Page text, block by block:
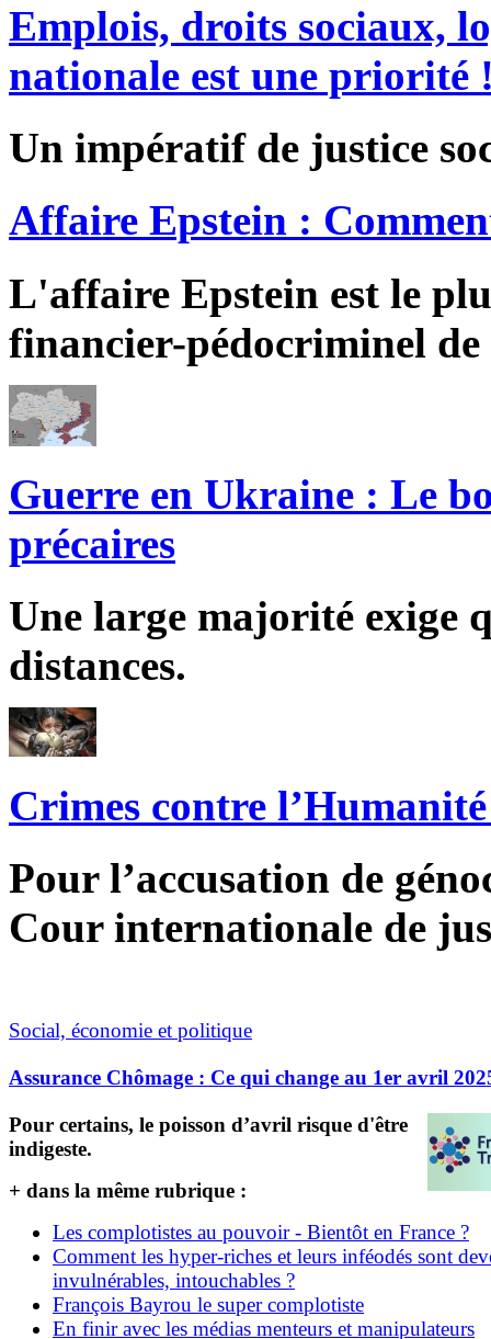
Emplois, droits sociaux,
nationale est une priorité
Un impératif de justice
Affaire Epstein :
L'affaire Epstein est le
financier-pédocriminel
Guerre en Ukraine : Le
précaires
Une large majorité exige
distances.
Crimes contre
Pour l’accusation de
Cour internationale de
Social, économie et politique
Assurance Chômage : Ce qui change au 1er avril
Pour certains, le poisson d’avril risque d'être
indigeste.
+ dans la même rubrique :
Les complotistes au pouvoir - Bientôt en France ?
Comment les hyper-riches et leurs inféodés sont
invulnérables, intouchables ?
François Bayrou le super complotiste
En finir avec les médias menteurs et manipulateurs